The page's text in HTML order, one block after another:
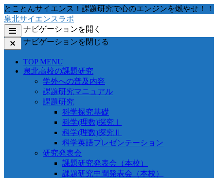
コ
ン
テ
ン
ツ
とことんサイエンス！課題研究で心のエンジンを燃やせ！！
泉北サイエンスラボ
ナビゲーションを開く
ナビゲーションを閉じる
TOP MENU
泉北高校の課題研究
学外への普及内容
課題研究マニュアル
課題研究
科学探究基礎
科学(理数)探究Ⅰ
科学(理数)探究Ⅱ
科学英語プレゼンテーション
研究発表会
課題研究発表会（本校）
課題研究中間発表会（本校）